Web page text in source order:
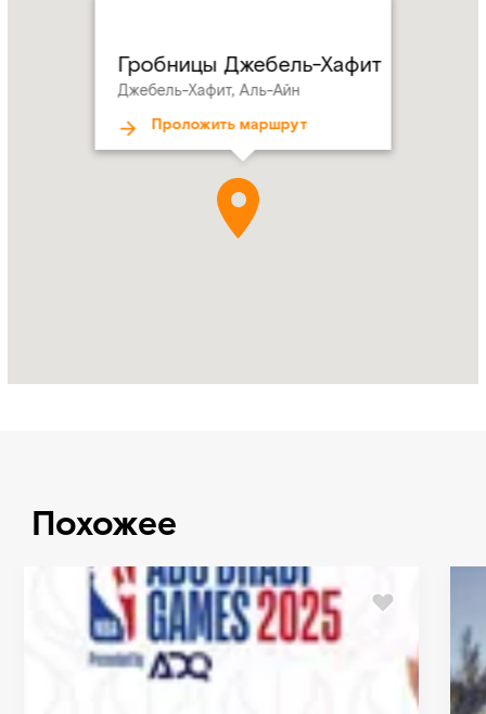
Гробницы Джебель-Хафит
Джебель-Хафит, Аль-Айн
Проложить маршрут
Похожее